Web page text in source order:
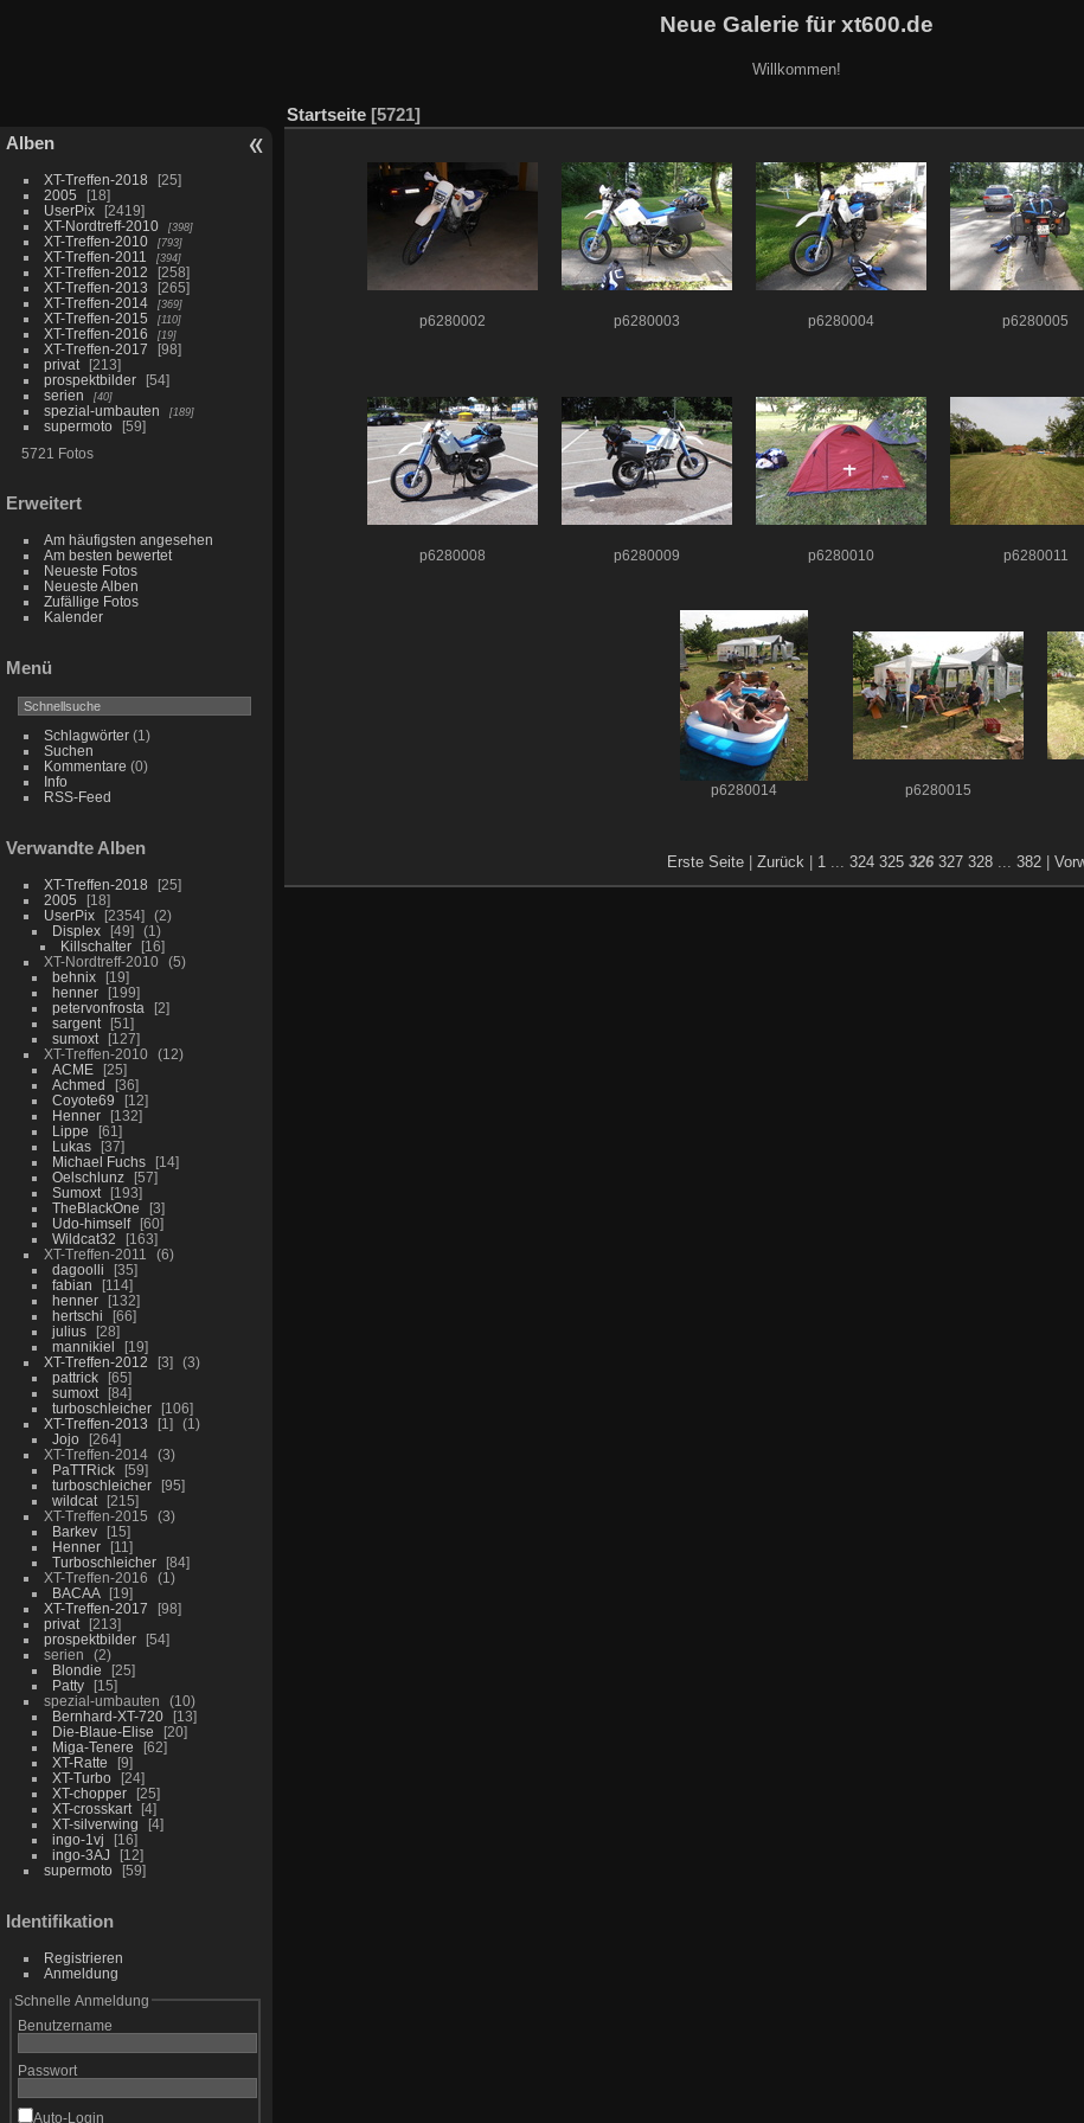
Neue Galerie für xt600.de
Willkommen!
Alben
XT-Treffen-2018
25
2005
18
UserPix
2419
XT-Nordtreff-2010
398
XT-Treffen-2010 793
XT-Treffen-2011 394
XT-Treffen-2012
258
XT-Treffen-2013
265
XT-Treffen-2014
369
XT-Treffen-2015 110
XT-Treffen-2016 19
XT-Treffen-2017
98
privat
213
prospektbilder
54
serien
40
spezial-umbauten 189
supermoto
59
5721 Fotos
Erweitert
Am häufigsten angesehen
Am besten bewertet
Neueste Fotos
Neueste Alben
Zufällige Fotos
Kalender
Menü
Schlagwörter(1)
Suchen
Kommentare (0)
Info
RSS-Feed
Verwandte Alben
XT-Treffen-2018
25
2005
18
UserPix
2354
2
Displex
49
1
Killschalter
16
XT-Nordtreff-2010
5
behnix
19
henner
199
petervonfrosta
2
sargent
51
sumoxt
127
XT-Treffen-2010
12
ACME
25
Achmed
36
Coyote69
12
Henner
132
Lippe
61
Lukas
37
Michael Fuchs
14
Oelschlunz
57
Sumoxt
193
TheBlackOne
3
Udo-himself
60
Wildcat32
163
XT-Treffen-2011
6
dagoolli
35
fabian
114
henner
132
hertschi
66
julius
28
mannikiel
19
XT-Treffen-2012
3
3
pattrick
65
sumoxt
84
turboschleicher
106
XT-Treffen-2013
1
1
Jojo
264
XT-Treffen-2014
3
PaTTRick
59
turboschleicher
95
wildcat
215
XT-Treffen-2015
3
Barkev
15
Henner
11
Turboschleicher
84
XT-Treffen-2016
1
BACAA
19
XT-Treffen-2017
98
privat
213
prospektbilder
54
serien
2
Blondie
25
Patty
15
spezial-umbauten
10
Bernhard-XT-720
13
Die-Blaue-Elise
20
Miga-Tenere
62
XT-Ratte
9
XT-Turbo
24
XT-chopper
25
XT-crosskart
4
XT-silverwing
4
ingo-1vj
16
ingo-3AJ
12
supermoto
59
Identifikation
Registrieren
Anmeldung
Schnelle Anmeldung
Benutzername
Passwort
Auto-Login
Startseite 5721
p6280002 p6280003 p6280004 p6280005
p6280008 p6280009 p6280010 p6280011
p6280014 p6280015
Erste Seite Zurück 1 324 325 326 327 328 382